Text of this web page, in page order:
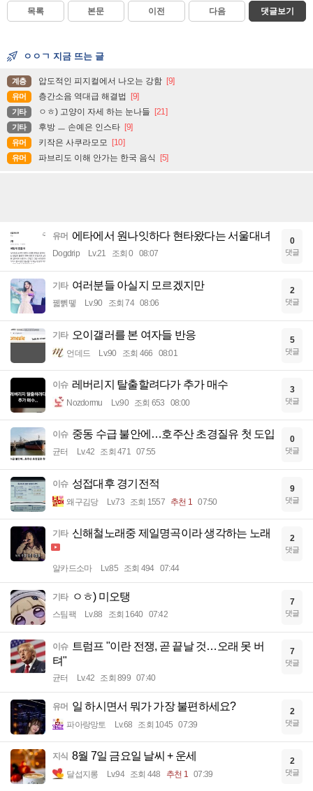
목록 본문 이전 다음 댓글보기
ㅇㅇㄱ 지금 뜨는 글
계층 압도적인 피지컬에서 나오는 강함 [9]
유머 층간소음 역대급 해결법 [9]
기타 ㅇㅎ) 고양이 자세 하는 눈나들 [21]
기타 후방 ㅡ 손예은 인스타 [9]
유머 키작은 사쿠라모모 [10]
유머 파브리도 이해 안가는 한국 음식 [5]
유머 에타에서 원나잇하다 현타왔다는 서울대녀
Dogdrip Lv.21 조회 0 08:07
0
댓글
기타 여러분들 아실지 모르겠지만
꿻뻵뗗 Lv.90 조회 74 08:06
2
댓글
기타 오이갤러를 본 여자들 반응
언데드 Lv.90 조회 466 08:01
5
댓글
이슈 레버리지 탈출할려다가 추가 매수
Nozdormu Lv.90 조회 653 08:00
3
댓글
이슈 중동 수급 불안에…호주산 초경질유 첫 도입
균터 Lv.42 조회 471 07:55
0
댓글
이슈 성접대후 경기전적
왜구김당 Lv.73 조회 1557 추천 1 07:50
9
댓글
기타 신해철노래중 제일명곡이라 생각하는 노래
알카드소마 Lv.85 조회 494 07:44
2
댓글
기타 ㅇㅎ) 미오탱
스팀팩 Lv.88 조회 1640 07:42
7
댓글
이슈
트럼프 "이란 전쟁, 곧 끝날 것…오래 못 버
텨"
균터 Lv.42 조회 899 07:40
7
댓글
유머 일 하시면서 뭐가 가장 불편하세요?
파아랑망토 Lv.68 조회 1045 07:39
2
댓글
지식 8월 7일 금요일 날씨 + 운세
달섭지롱 Lv.94 조회 448 추천 1 07:39
2
댓글